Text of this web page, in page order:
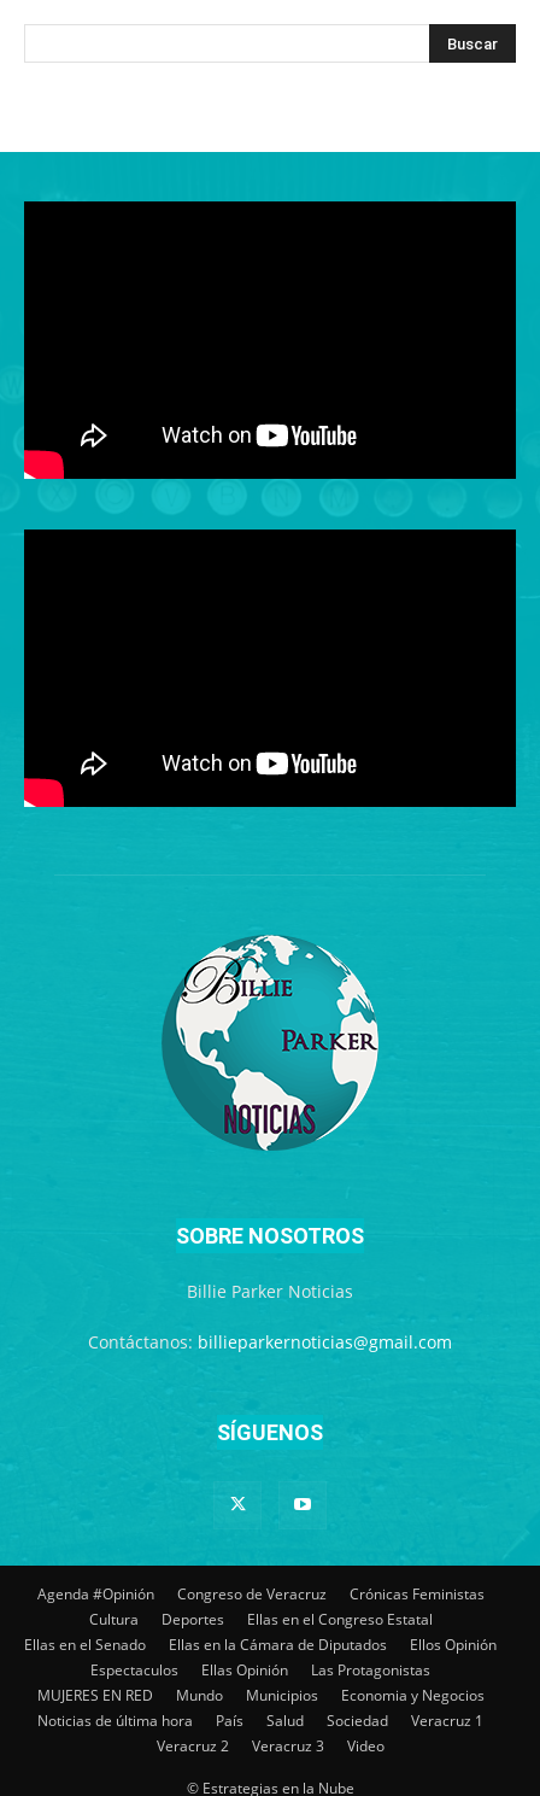
SOBRE NOSOTROS
Billie Parker Noticias
Contáctanos: billieparkernoticias@gmail.com
SÍGUENOS
Agenda #Opinión Congreso de Veracruz
Crónicas Feministas
Cultura
Deportes
Ellas en el Congreso Estatal
Ellas en el Senado
Ellas en la Cámara de Diputados
Ellos Opinión
Espectaculos
Ellas Opinión
Las Protagonistas
MUJERES EN RED
Mundo Municipios
Economia y Negocios
Noticias de última hora
País Salud Sociedad
Veracruz 1
Veracruz 2
Veracruz 3 Video
© Estrategias en la Nube